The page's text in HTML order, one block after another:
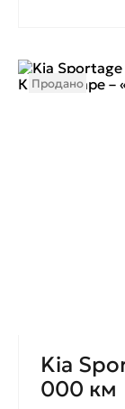
Продано
Kia
000 км